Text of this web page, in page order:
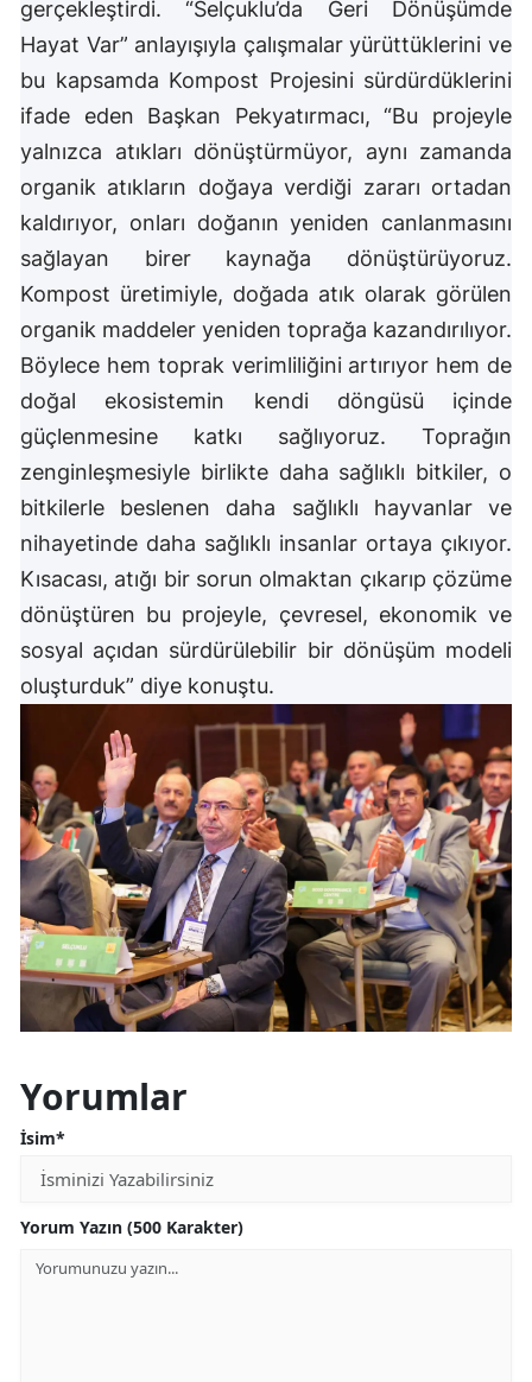
Samsun
Siirt
Sivas
Tekirdağ
Tokat
Trabzon
Tunceli
Şanlıurfa
Uşak
Yozgat
Zonguldak
Bayburt
Karaman
Kırıkkale
Batman
Şırnak
Bartın
Ardahan
gerçekleştirdi. “Selçuklu’da Geri Dönüşümde
Hayat Var” anlayışıyla çalışmalar yürüttüklerini ve
bu kapsamda Kompost Projesini sürdürdüklerini
ifade eden Başkan Pekyatırmacı, “Bu projeyle
yalnızca atıkları dönüştürmüyor, aynı zamanda
organik atıkların doğaya verdiği zararı ortadan
kaldırıyor, onları doğanın yeniden canlanmasını
sağlayan birer kaynağa dönüştürüyoruz.
Kompost üretimiyle, doğada atık olarak görülen
organik maddeler yeniden toprağa kazandırılıyor.
Böylece hem toprak verimliliğini artırıyor hem de
doğal ekosistemin kendi döngüsü içinde
güçlenmesine katkı sağlıyoruz. Toprağın
zenginleşmesiyle birlikte daha sağlıklı bitkiler, o
bitkilerle beslenen daha sağlıklı hayvanlar ve
nihayetinde daha sağlıklı insanlar ortaya çıkıyor.
Kısacası, atığı bir sorun olmaktan çıkarıp çözüme
dönüştüren bu projeyle, çevresel, ekonomik ve
sosyal açıdan sürdürülebilir bir dönüşüm modeli
oluşturduk” diye konuştu.
Yorumlar
İsim*
Yorum Yazın (500 Karakter)